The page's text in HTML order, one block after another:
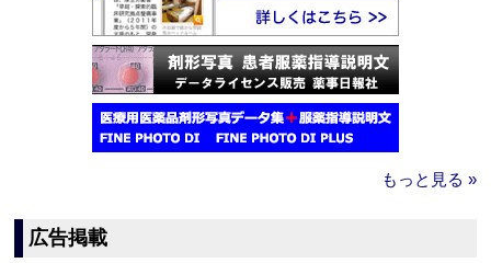
もっと見る »
広告掲載